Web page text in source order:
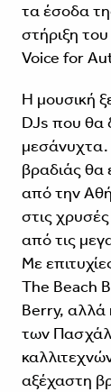
τα έσοδα
στήριξη
Voice for
Η μουσική
DJs που θα
μεσάνυχτα.
βραδιάς θα
από την
στις
από τις
Με
The Beach
Berry, αλλά
των
αξέχαστη